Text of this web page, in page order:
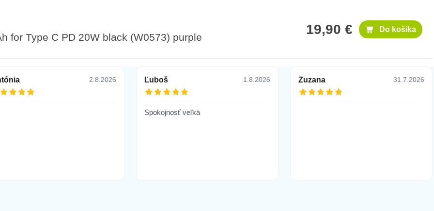
for Type C PD 20W black (W0573) purple
19,90 € Do košíka
Typ C/ Lightning, Power Bank 1000 mAh a Ladness.
34,90 €
2.8.2026 Ľuboš 1.8.2026
Spokojnosť veľká
Zuzana 31.7.2026